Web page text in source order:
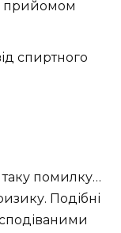
прийомом
спиртного
помилку…
Подібні